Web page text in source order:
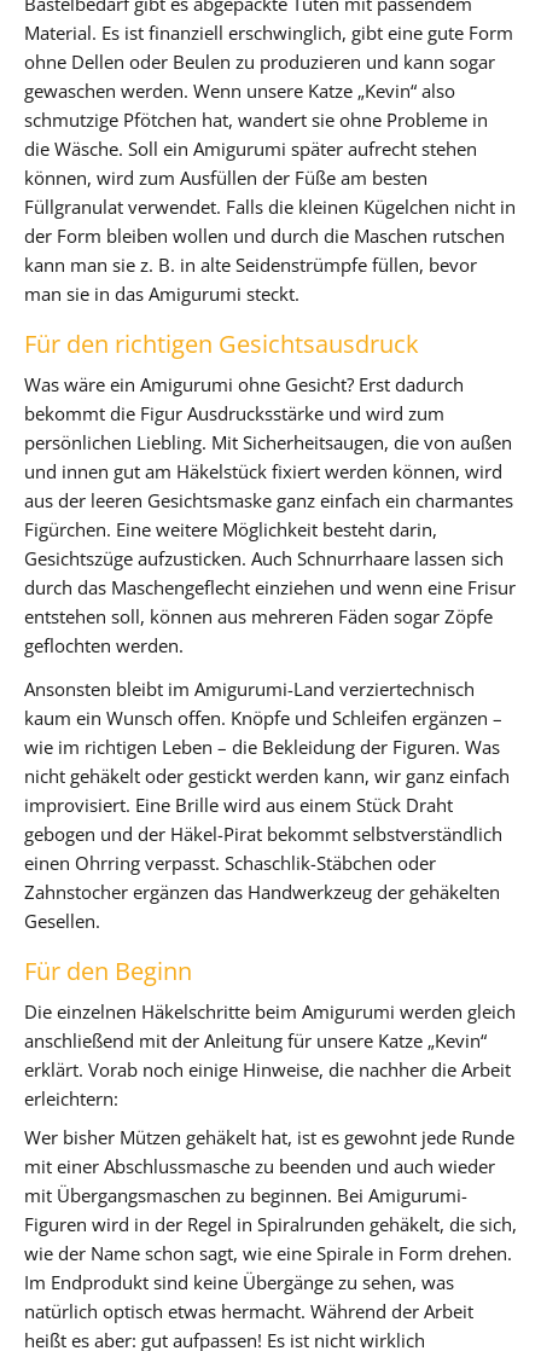
Material. Es ist finanziell erschwinglich, gibt eine gute Form
ohne Dellen oder Beulen zu produzieren und kann sogar
gewaschen werden. Wenn unsere Katze „Kevin“ also
schmutzige Pfötchen hat, wandert sie ohne Probleme in
die Wäsche. Soll ein Amigurumi später aufrecht stehen
können, wird zum Ausfüllen der Füße am besten
Füllgranulat verwendet. Falls die kleinen Kügelchen nicht in
der Form bleiben wollen und durch die Maschen rutschen
kann man sie z. B. in alte Seidenstrümpfe füllen, bevor
man sie in das Amigurumi steckt.
Für den richtigen Gesichtsausdruck
Was wäre ein Amigurumi ohne Gesicht? Erst dadurch
bekommt die Figur Ausdrucksstärke und wird zum
persönlichen Liebling. Mit Sicherheitsaugen, die von außen
und innen gut am Häkelstück fixiert werden können, wird
aus der leeren Gesichtsmaske ganz einfach ein charmantes
Figürchen. Eine weitere Möglichkeit besteht darin,
Gesichtszüge aufzusticken. Auch Schnurrhaare lassen sich
durch das Maschengeflecht einziehen und wenn eine Frisur
entstehen soll, können aus mehreren Fäden sogar Zöpfe
geflochten werden.
Ansonsten bleibt im Amigurumi-Land verziertechnisch
kaum ein Wunsch offen. Knöpfe und Schleifen ergänzen –
wie im richtigen Leben – die Bekleidung der Figuren. Was
nicht gehäkelt oder gestickt werden kann, wir ganz einfach
improvisiert. Eine Brille wird aus einem Stück Draht
gebogen und der Häkel-Pirat bekommt selbstverständlich
einen Ohrring verpasst. Schaschlik-Stäbchen oder
Zahnstocher ergänzen das Handwerkzeug der gehäkelten
Gesellen.
Für den Beginn
Die einzelnen Häkelschritte beim Amigurumi werden gleich
anschließend mit der Anleitung für unsere Katze „Kevin“
erklärt. Vorab noch einige Hinweise, die nachher die Arbeit
erleichtern:
Wer bisher Mützen gehäkelt hat, ist es gewohnt jede Runde
mit einer Abschlussmasche zu beenden und auch wieder
mit Übergangsmaschen zu beginnen. Bei Amigurumi-
Figuren wird in der Regel in Spiralrunden gehäkelt, die sich,
wie der Name schon sagt, wie eine Spirale in Form drehen.
Im Endprodukt sind keine Übergänge zu sehen, was
natürlich optisch etwas hermacht. Während der Arbeit
heißt es aber: gut aufpassen! Es ist nicht wirklich